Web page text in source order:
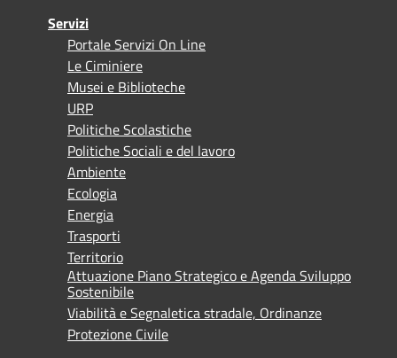
Servizi
Portale Servizi On Line
Le Ciminiere
Musei e Biblioteche
URP
Politiche Scolastiche
Politiche Sociali e del lavoro
Ambiente
Ecologia
Energia
Trasporti
Territorio
Attuazione Piano Strategico e Agenda Sviluppo
Sostenibile
Viabilità e Segnaletica stradale, Ordinanze
Protezione Civile